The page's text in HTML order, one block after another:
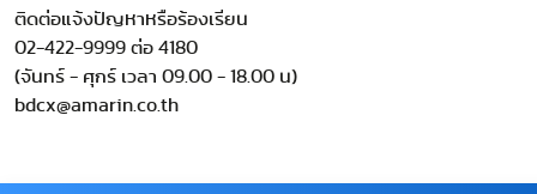
ติดต่อแจ้งปัญหาหรือร้องเรียน
02-422-9999 ต่อ 4180
(จันทร์ - ศุกร์ เวลา 09.00 - 18.00 น)
bdcx@amarin.co.th